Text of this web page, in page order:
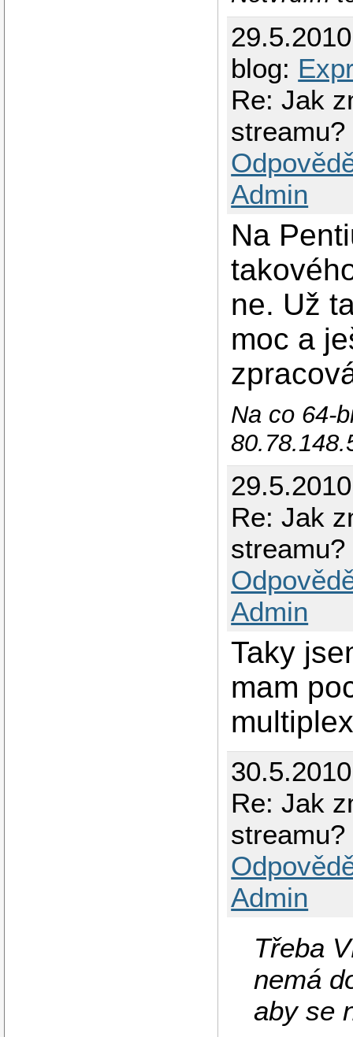
blog:
Re: Jak
streamu?
Admin
Na
ne. Už
moc a
Na co 64-
Re: Jak
streamu?
Admin
Taky
mam
Re: Jak
streamu?
Admin
Třeba
nemá
aby se